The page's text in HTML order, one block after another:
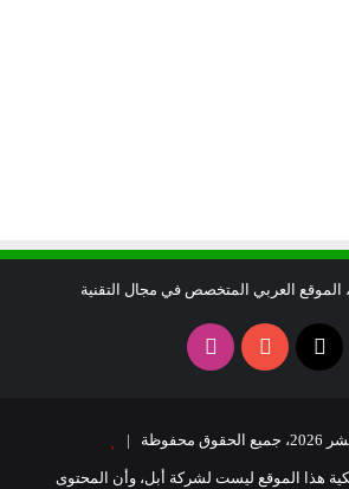
الموقع العربي المتخصص في مجال التقنية
يوتيوب انستقرام
|
هذا الموقع ليست لشركة أبل، وأن المحتوى